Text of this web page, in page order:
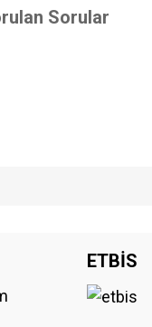
Sorular
ETBİS